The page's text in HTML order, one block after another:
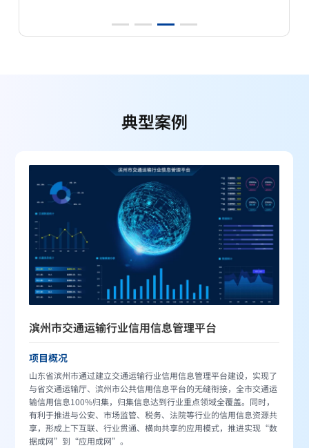
规划选线等提供辅助支持。
设计完成路段及走廊带专题成果
典型案例
滨州市交通运输行业信用信息管理平台
项目概况
山东省滨州市通过建立交通运输行业信用信息管理平台建设，实现了
与省交通运输厅、滨州市公共信用信息平台的无缝衔接，全市交通运
输信用信息100%归集，归集信息达到行业重点领域全覆盖。同时，
有利于推进与公安、市场监管、税务、法院等行业的信用信息资源共
享，形成上下互联、行业贯通、横向共享的应用模式，推进实现“数
据成网”到“应用成网”。